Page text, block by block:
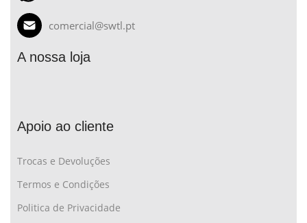
comercial@swtl.pt
A nossa loja
Apoio ao cliente
Trocas e Devoluções
Termos e Condições
Politica de Privacidade